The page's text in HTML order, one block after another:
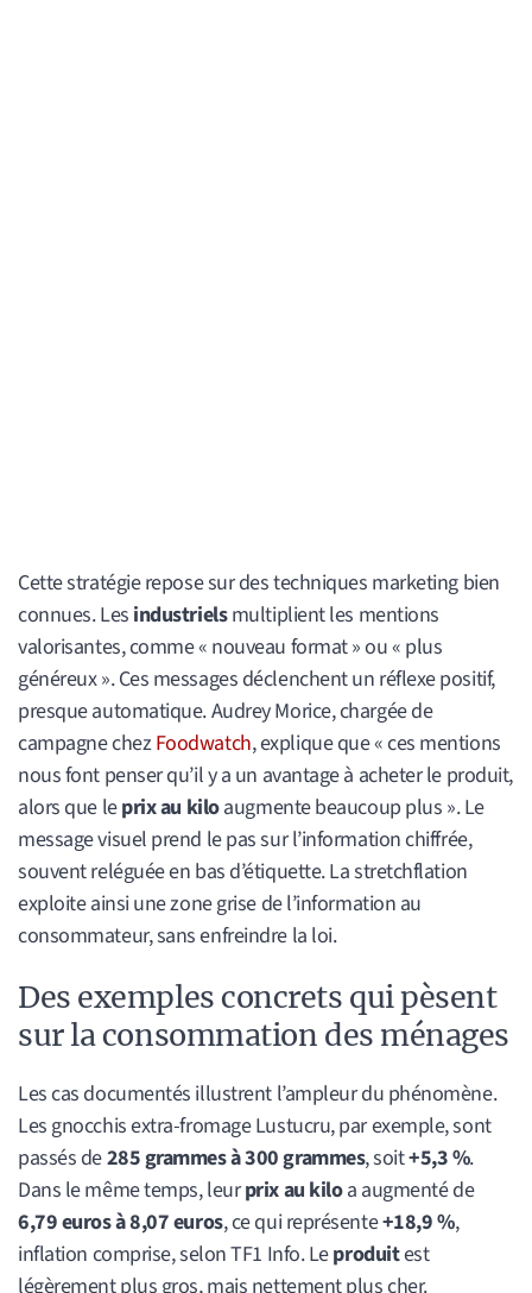
Cette stratégie repose sur des techniques marketing bien
connues. Les industrielsmultiplient les mentions
valorisantes, comme « nouveau format » ou « plus
généreux ». Ces messages déclenchent un réflexe positif,
presque automatique. Audrey Morice, chargée de
campagne chezFoodwatch, explique que « ces mentions
nous font penser qu’il y a un avantage à acheter le produit,
alors que leprix au kiloaugmente beaucoup plus ». Le
message visuel prend le pas sur l’information chiffrée,
souvent reléguée en bas d’étiquette. La stretchflation
exploite ainsi une zone grise de l’information au
consommateur, sans enfreindre la loi.
Des exemples concrets qui pèsent
sur la consommation des ménages
Les cas documentés illustrent l’ampleur du phénomène.
Les gnocchis extra-fromage Lustucru, par exemple, sont
passés de285 grammes à 300 grammes, soit+5,3 %.
Dans le même temps, leurprix au kiloa augmenté de
6,79 euros à 8,07 euros, ce qui représente+18,9 %,
inflation comprise, selon TF1 Info. Leproduitest
légèrement plus gros, mais nettement plus cher.